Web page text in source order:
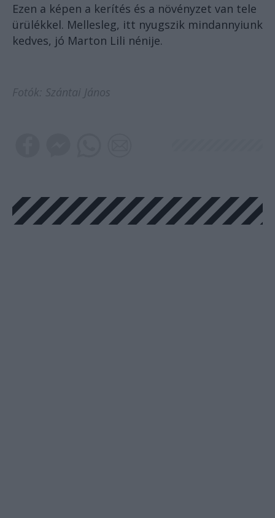
Ezen a képen a kerítés és a növényzet van tele
ürülékkel. Mellesleg, itt nyugszik mindannyiunk
kedves, jó Marton Lili nénije.
Fotók: Szántai János